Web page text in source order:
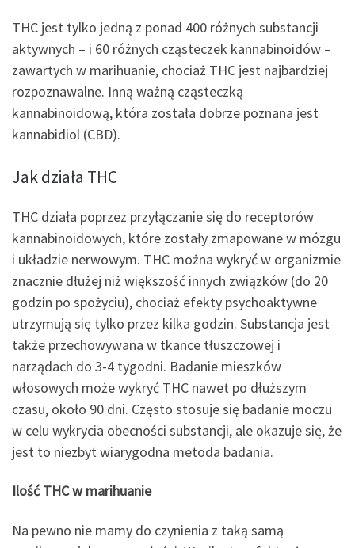
THC jest tylko jedną z ponad 400 różnych substancji
aktywnych – i 60 różnych cząsteczek kannabinoidów –
zawartych w marihuanie, chociaż THC jest najbardziej
rozpoznawalne. Inną ważną cząsteczką
kannabinoidową, która została dobrze poznana jest
kannabidiol (CBD).
Jak działa THC
THC działa poprzez przyłączanie się do receptorów
kannabinoidowych, które zostały zmapowane w mózgu
i układzie nerwowym. THC można wykryć w organizmie
znacznie dłużej niż większość innych związków (do 20
godzin po spożyciu), chociaż efekty psychoaktywne
utrzymują się tylko przez kilka godzin. Substancja jest
także przechowywana w tkance tłuszczowej i
narządach do 3-4 tygodni. Badanie mieszków
włosowych może wykryć THC nawet po dłuższym
czasu, około 90 dni. Często stosuje się badanie moczu
w celu wykrycia obecności substancji, ale okazuje się, że
jest to niezbyt wiarygodna metoda badania.
Ilość THC w marihuanie
Na pewno nie mamy do czynienia z taką samą